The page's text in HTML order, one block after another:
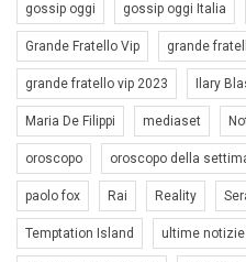
gossip oggi gossip oggi Italia
Grande Fratello Vip grande
grande fratello vip 2023 Ilary
Maria De Filippi mediaset
oroscopo oroscopo della
paolo fox Rai Reality
Temptation Island ultime